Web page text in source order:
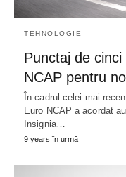
TEHNOLOGIE
Punctaj de
NCAP pentru
În cadrul celei mai
Euro NCAP a acordat
Insignia…
9 years în urmă